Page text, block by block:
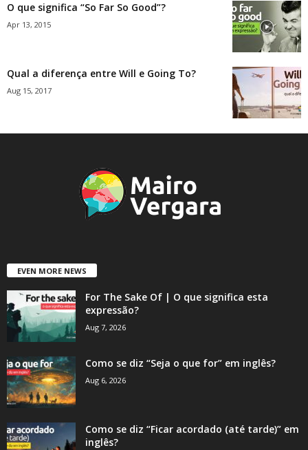
O que significa “So Far So Good”?
Apr 13, 2015
Qual a diferença entre Will e Going To?
Aug 15, 2017
EVEN MORE NEWS
For The Sake Of | O que significa esta
expressão?
Aug 7, 2026
Como se diz “Seja o que for” em inglês?
Aug 6, 2026
Como se diz “Ficar acordado (até tarde)” em
inglês?